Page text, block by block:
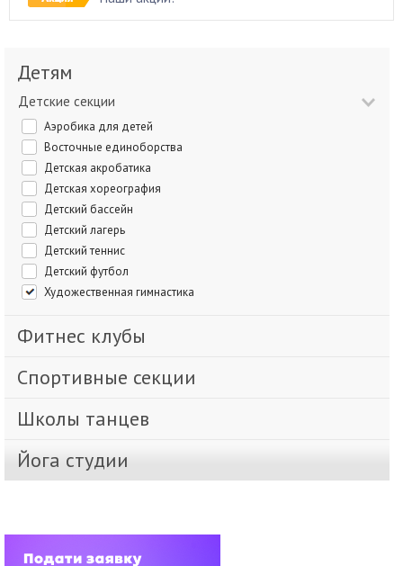
Детям
Детские секции
Аэробика для детей
Восточные единоборства
Детская акробатика
Детская хореография
Детский бассейн
Детский лагерь
Детский теннис
Детский футбол
Художественная гимнастика
Фитнес клубы
Спортивные секции
Школы танцев
Йога студии